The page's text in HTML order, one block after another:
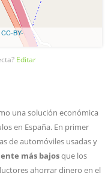
CC-BY-
Editar
una solución económica
en España. En primer
de automóviles usadas y
más bajosque los
ahorrar dinero en el